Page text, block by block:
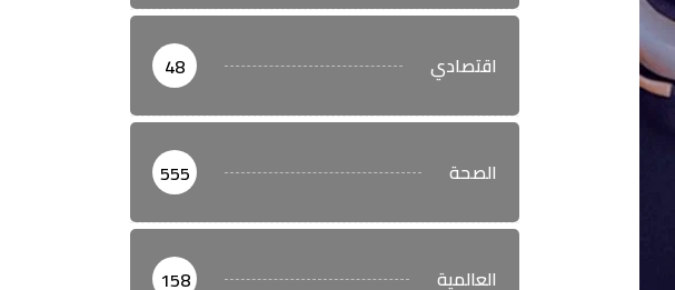
اقتصادي 48
الصحة 555
العالمية 158